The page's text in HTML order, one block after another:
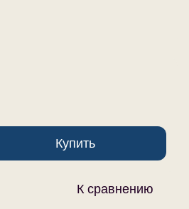
Купить
К сравнению